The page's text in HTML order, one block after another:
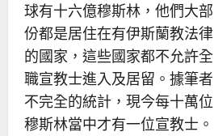
球有十六億穆斯林，他們大部
份都是居住在有伊斯蘭教法律
的國家，這些國家都不允許全
職宣教士進入及居留。據筆者
不完全的統計，現今每十萬位
穆斯林當中才有一位宣教士。